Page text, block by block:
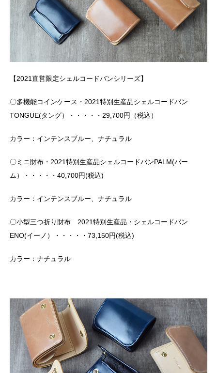
【2021直営限定シェルコードバンシリーズ】
〇多機能コインケース・2021特別生産品シェルコードバン
TONGUE(タング）・・・・・29,700円（税込）
カラー：インテンスブルー、ナチュラル
〇ミニ財布・2021特別生産品シェルコードバンPALM(パー
ム）・・・・・40,700円(税込)
カラー：インテンスブルー、ナチュラル
〇小型三つ折り財布 2021特別生産品・シェルコードバン
ENO(イーノ）・・・・・73,150円(税込)
カラー：ナチュラル